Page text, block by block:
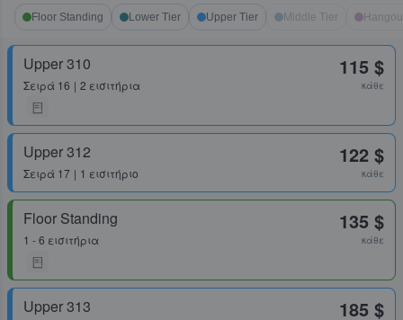
Floor Standing Lower Tier Upper Tier Middle Tier
Upper 310
Σειρά 16 2 εισιτήρια
115 $
κάθε
Upper 312
Σειρά 17 1 εισιτήριο
122 $
κάθε
Floor Standing
1 - 6 εισιτήρια
135 $
κάθε
Upper 313 185 $